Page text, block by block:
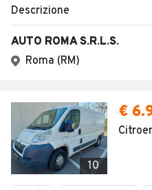
Descrizione
AUTO ROMA S.R.L.S.
Roma (RM)
10
€